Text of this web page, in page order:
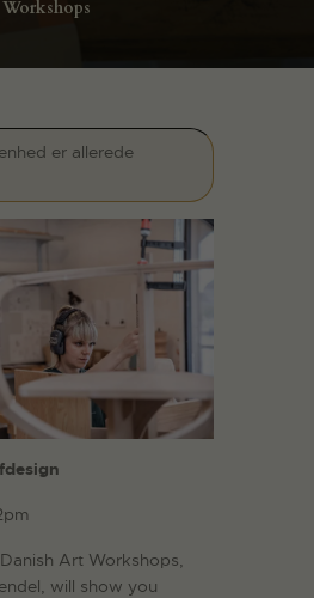
Workshops
er allerede
Art Workshops,
will show you